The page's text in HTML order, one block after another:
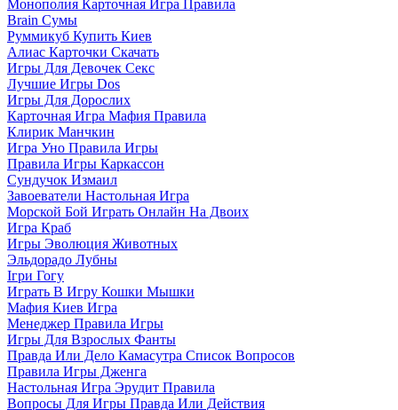
Монополия Карточная Игра Правила
Brain Сумы
Руммикуб Купить Киев
Алиас Карточки Скачать
Игры Для Девочек Секс
Лучшие Игры Dos
Игры Для Дорослих
Карточная Игра Мафия Правила
Клирик Манчкин
Игра Уно Правила Игры
Правила Игры Каркассон
Сундучок Измаил
Завоеватели Настольная Игра
Морской Бой Играть Онлайн На Двоих
Игра Краб
Игры Эволюция Животных
Эльдорадо Лубны
Ігри Гогу
Играть В Игру Кошки Мышки
Мафия Киев Игра
Менеджер Правила Игры
Игры Для Взрослых Фанты
Правда Или Дело Камасутра Список Вопросов
Правила Игры Дженга
Настольная Игра Эрудит Правила
Вопросы Для Игры Правда Или Действия